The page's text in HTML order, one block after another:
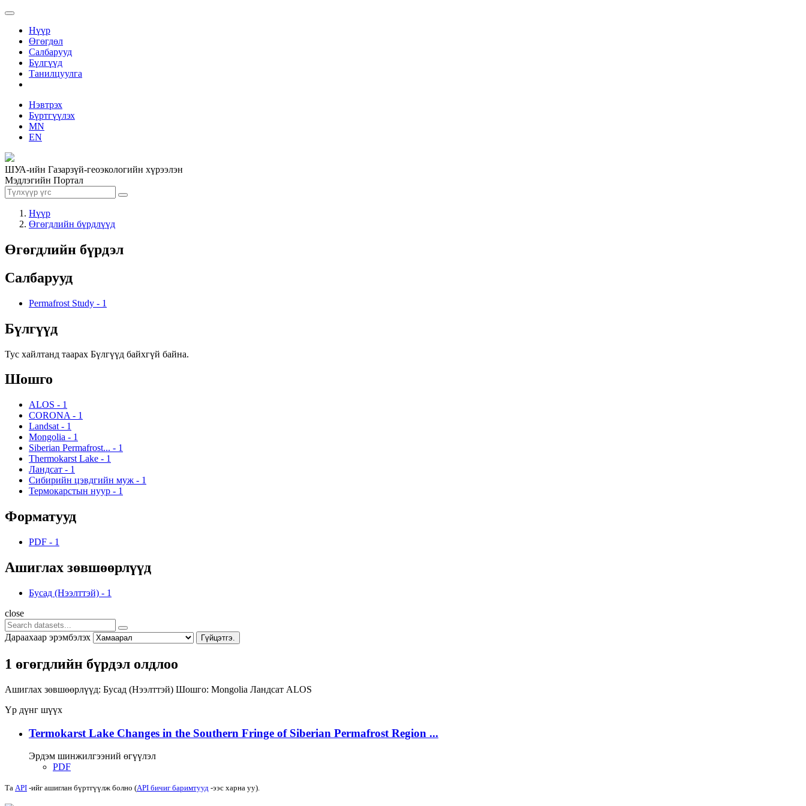
Нүүр
Өгөгдөл
Салбарууд
Бүлгүүд
Танилцуулга
Нэвтрэх
Бүртгүүлэх
MN
EN
ШУА-ийн Газарзүй-геоэкологийн хүрээлэн
Мэдлэгийн Портал
Нүүр
Өгөгдлийн бүрдлүүд
Өгөгдлийн бүрдэл
Салбарууд
Permafrost Study - 1
Бүлгүүд
Тус хайлтанд таарах Бүлгүүд байхгүй байна.
Шошго
ALOS - 1
CORONA - 1
Landsat - 1
Mongolia - 1
Siberian Permafrost... - 1
Thermokarst Lake - 1
Ландсат - 1
Сибирийн цэвдгийн муж - 1
Термокарстын нуур - 1
Форматууд
PDF - 1
Ашиглах зөвшөөрлүүд
Бусад (Нээлттэй) - 1
close
Дараахаар эрэмбэлэх Гүйцэтгэ.
1 өгөгдлийн бүрдэл олдлоо
Ашиглах зөвшөөрлүүд: Бусад (Нээлттэй) Шошго: Mongolia Ландсат ALOS
Үр дүнг шүүх
Termokarst Lake Changes in the Southern Fringe of Siberian Permafrost Region ...
Эрдэм шинжилгээний өгүүлэл
PDF
Та API -ийг ашиглан бүртгүүлж болно (API бичиг баримтууд -ээс харна уу).